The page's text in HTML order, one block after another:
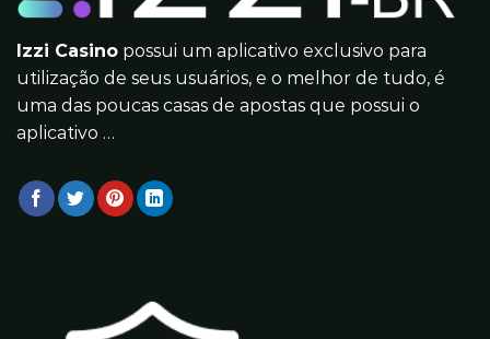
Izzi Casino possui um aplicativo exclusivo para
utilização de seus usuários, e o melhor de tudo, é
uma das poucas casas de apostas que possui o
aplicativo …